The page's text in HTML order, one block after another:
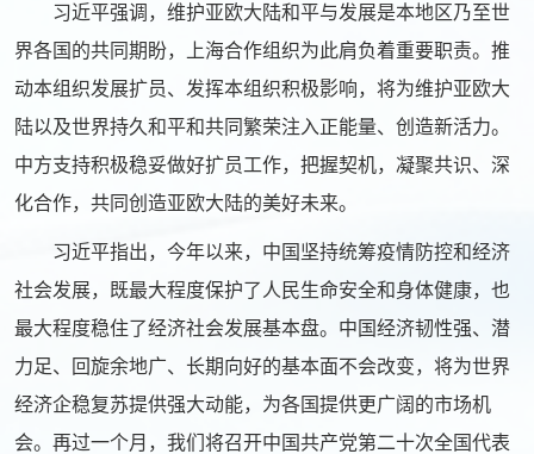
习近平强调，维护亚欧大陆和平与发展是本地区乃至世
界各国的共同期盼，上海合作组织为此肩负着重要职责。推
动本组织发展扩员、发挥本组织积极影响，将为维护亚欧大
陆以及世界持久和平和共同繁荣注入正能量、创造新活力。
中方支持积极稳妥做好扩员工作，把握契机，凝聚共识、深
化合作，共同创造亚欧大陆的美好未来。
习近平指出，今年以来，中国坚持统筹疫情防控和经济
社会发展，既最大程度保护了人民生命安全和身体健康，也
最大程度稳住了经济社会发展基本盘。中国经济韧性强、潜
力足、回旋余地广、长期向好的基本面不会改变，将为世界
经济企稳复苏提供强大动能，为各国提供更广阔的市场机
会。再过一个月，我们将召开中国共产党第二十次全国代表